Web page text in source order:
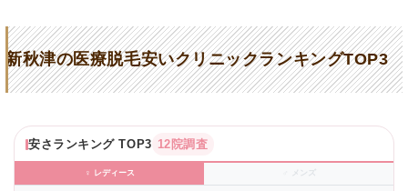
新秋津の医療脱毛安いクリニックランキングTOP3
安さランキング TOP3 12院調査
♀ レディース ♂ メンズ